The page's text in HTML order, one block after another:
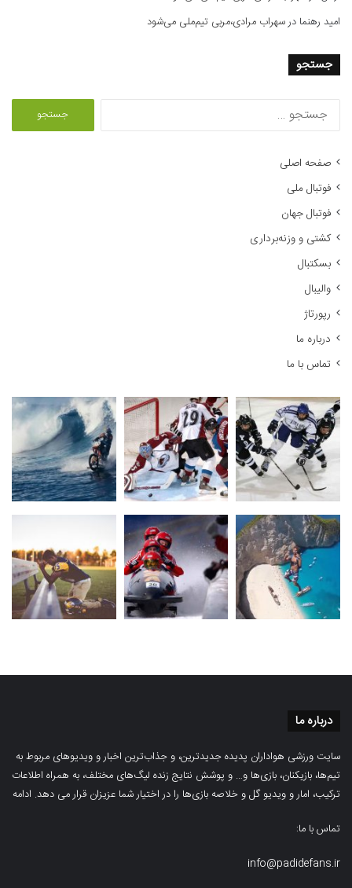
امید رهنما درسهراب مرادی،مربی تیم‌ملی می‌شود
جستجو
صفحه اصلی
فوتبال ملی
فوتبال جهان
کشتی و وزنه‌برداری
بسکتبال
والیبال
رپورتاژ
درباره ما
تماس با ما
درباره ما
سایت ورزشی هواداران پدیده جدیدترین، و جذاب‌ترین اخبار و ویدیوهای مربوط به
تیم‌ها، بازیکنان، بازی‌ها و… و پوشش نتایج زنده لیگ‌های مختلف، به همراه اطلاعات
ترکیب، امار و ویدیو‌‌ گل‌ و خلاصه بازی‌ها را در اختیار شما عزیزان قرار می دهد. ادامه
تماس با ما:
info@padidefans.ir